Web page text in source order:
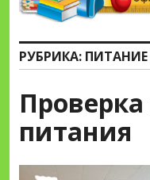
РУБРИКА:
Проверка
питания